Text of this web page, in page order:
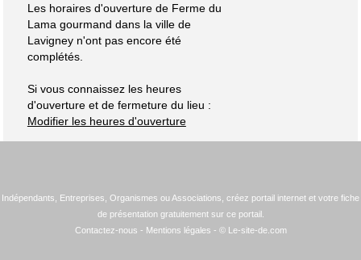
Les horaires d'ouverture de Ferme du
Lama gourmand dans la ville de
Lavigney n'ont pas encore été
complétés.
Si vous connaissez les heures
d'ouverture et de fermeture du lieu :
Modifier les heures d'ouverture
Indépendants, Entreprises, Organismes ou Associations, créez portail internet et votre fiche
de présentation gratuitement sur ce portail.
Contactez-nous - Mentions légales - © Le-site-de.com